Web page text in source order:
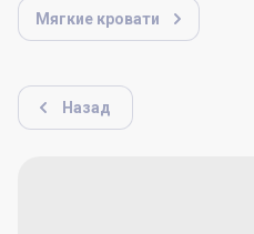
Мягкие кровати
Назад